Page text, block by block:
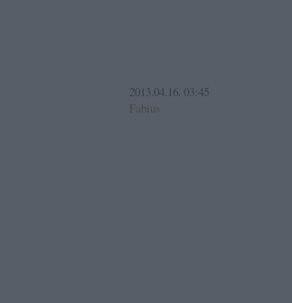
2013.04.16. 03:45
Fabius